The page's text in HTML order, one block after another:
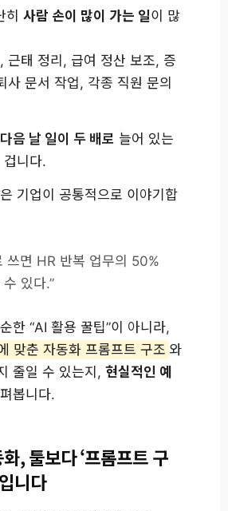
히 사람 손이 많이 가는 일이 많
근태 정리, 급여 정산 보조, 증
사 문서 작업, 각종 직원 문의
다음 날 일이 두 배로 늘어 있는
겁니다.
기업이 공통적으로 이야기합
쓰면 HR 반복 업무의 50%
있다.”
한 “AI 활용 꿀팁”이 아니라,
맞춘 자동화 프롬프트 구조 와
줄일 수 있는지, 현실적인 예
봅니다.
, 툴보다 ‘프롬프트 구
니다